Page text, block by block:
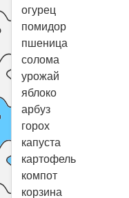
огурец
помидор
пшеница
солома
урожай
яблоко
арбуз
горох
капуста
картофель
компот
корзина